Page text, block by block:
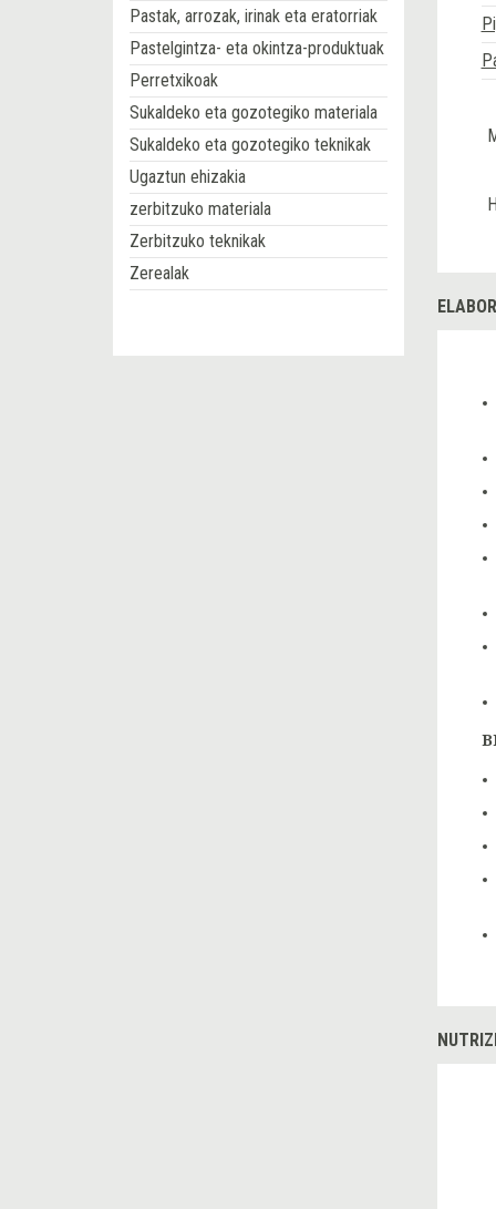
Pastak, arrozak, irinak eta eratorriak
Pastelgintza- eta okintza-produktuak
Perretxikoak
Sukaldeko eta gozotegiko materiala
Sukaldeko eta gozotegiko teknikak
Ugaztun ehizakia
zerbitzuko materiala
Zerbitzuko teknikak
Zerealak